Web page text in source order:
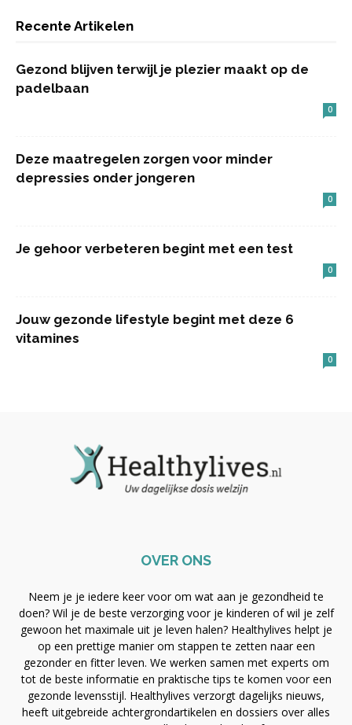
Recente Artikelen
Gezond blijven terwijl je plezier maakt op de
padelbaan
0
Deze maatregelen zorgen voor minder
depressies onder jongeren
0
Je gehoor verbeteren begint met een test
0
Jouw gezonde lifestyle begint met deze 6
vitamines
0
OVER ONS
Neem je je iedere keer voor om wat aan je gezondheid te
doen? Wil je de beste verzorging voor je kinderen of wil je zelf
gewoon het maximale uit je leven halen? Healthylives helpt je
op een prettige manier om stappen te zetten naar een
gezonder en fitter leven. We werken samen met experts om
tot de beste informatie en praktische tips te komen voor een
gezonde levensstijl. Healthylives verzorgt dagelijks nieuws,
heeft uitgebreide achtergrondartikelen en dossiers over alles